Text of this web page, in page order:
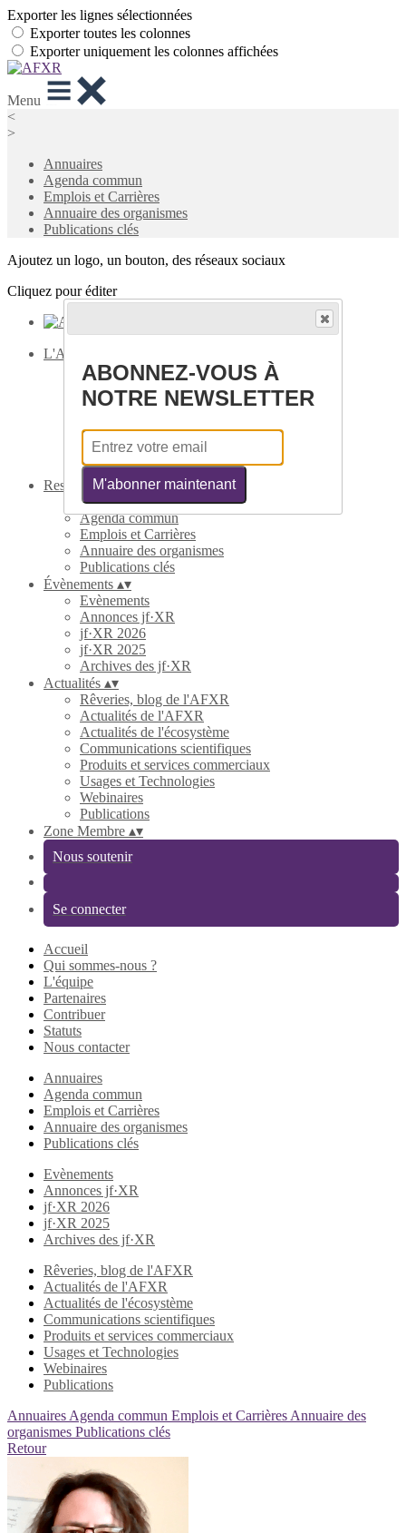
Exporter les lignes sélectionnées
Exporter toutes les colonnes
Exporter uniquement les colonnes affichées
Menu
<
>
Annuaires
Agenda commun
Emplois et Carrières
Annuaire des organismes
Publications clés
Ajoutez un logo, un bouton, des réseaux sociaux
Cliquez pour éditer
L'AFXR
Accueil
L'équipe
Contribuer
Statuts
Nous contacter
Ressources▴▾
Annuaires
Agenda commun
Emplois et Carrières
Annuaire des organismes
Publications clés
Évènements ▴▾
Evènements
Annonces jf·XR
jf·XR 2026
jf·XR 2025
Archives des jf·XR
Actualités ▴▾
Rêveries, blog de l'AFXR
Actualités de l'AFXR
Actualités de l'écosystème
Communications scientifiques
Produits et services commerciaux
Usages et Technologies
Webinaires
Publications
Zone Membre ▴▾
Nous soutenir
Se connecter
Accueil
Qui sommes-nous ?
L'équipe
Partenaires
Contribuer
Statuts
Nous contacter
Annuaires
Agenda commun
Emplois et Carrières
Annuaire des organismes
Publications clés
Evènements
Annonces jf·XR
jf·XR 2026
jf·XR 2025
Archives des jf·XR
Rêveries, blog de l'AFXR
Actualités de l'AFXR
Actualités de l'écosystème
Communications scientifiques
Produits et services commerciaux
Usages et Technologies
Webinaires
Publications
Annuaires Agenda commun Emplois et Carrières Annuaire des
organismes Publications clés
Retour
ABONNEZ-VOUS À
NOTRE NEWSLETTER
M'abonner maintenant